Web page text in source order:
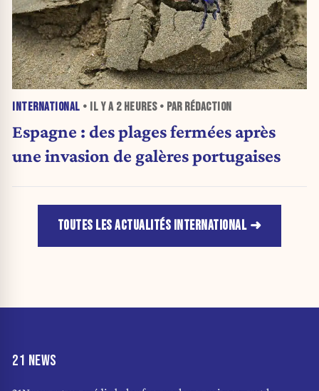
INTERNATIONAL • IL Y A 2 HEURES• PAR RÉDACTION
Espagne : des plages fermées après
une invasion de galères portugaises
TOUTES LES ACTUALITÉS INTERNATIONAL
21 NEWS